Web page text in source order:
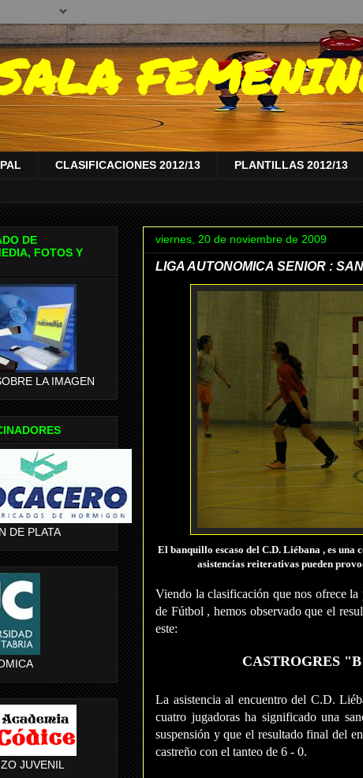
CLASIFICACIONES 2012/13 PLANTILLAS 2012/13
viernes, 20 de noviembre de 2009
LIGA AUTONOMICA SENIOR :
El banquillo escaso del C.D. Liébana , es una
asistencias reiterativas pueden
Viendo la clasificación que nos ofrece
de Fútbol , hemos observado que el
este:
CASTROGRES
La asistencia al encuentro del C.D.
cuatro jugadoras ha significado una
suspensión y que el resultado final del
castreño con el tanteo de 6 - 0.
DE
FOTOS Y
LA IMAGEN
DE PLATA
JUVENIL